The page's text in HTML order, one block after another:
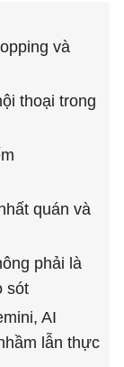
và
thoại trong
quán và
phải là
sót
AI
lẫn thực